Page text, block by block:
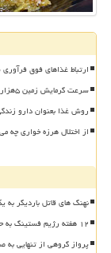
ارتباط غذاهای فوق فرآوری
سرعت گرمایش زمین ۵هزار برابر بیش از توان سازگاری گیاه برنج است
روش غذا بعنوان دارو
از اختلال هرزه خواری چه
نهنگ های قاتل باردیگر به
۱۲ هفته رژیم فستینگ به حفظ کاهش وزن در یک سال بعد کمک نماید
پرواز گروهی از تنهایی